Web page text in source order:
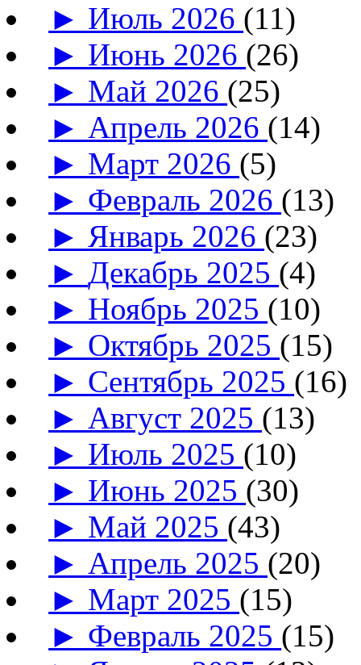
► Июль 2026 (11)
► Июнь 2026 (26)
► Май 2026 (25)
► Апрель 2026 (14)
► Март 2026 (5)
► Февраль 2026 (13)
► Январь 2026 (23)
►Декабрь 2025 (4)
► Ноябрь 2025 (10)
► Октябрь 2025 (15)
► Сентябрь 2025 (16)
► Август 2025 (13)
► Июль 2025 (10)
► Июнь 2025 (30)
► Май 2025 (43)
► Апрель 2025 (20)
► Март 2025 (15)
► Февраль 2025 (15)